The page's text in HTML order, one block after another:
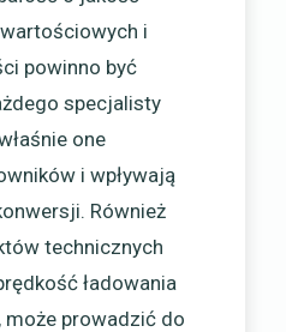
i
powinno być
specjalisty
one
i wpływają
Również
technicznych
ładowania
może prowadzić do